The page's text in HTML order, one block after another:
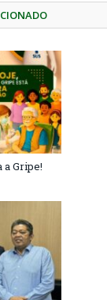
a Gripe!